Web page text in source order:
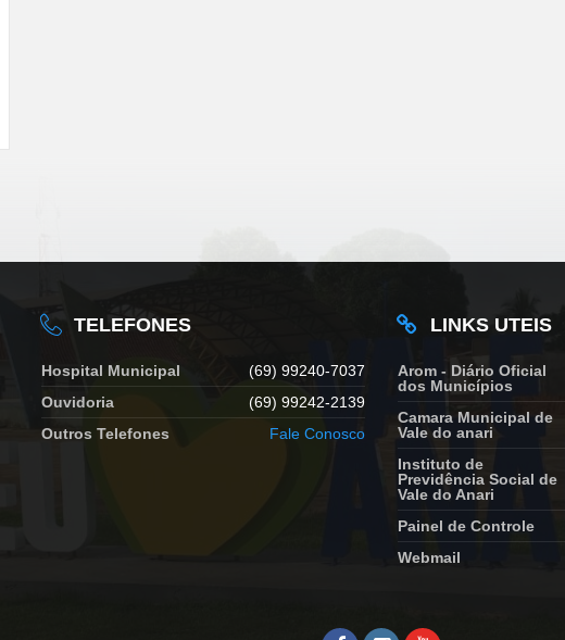
TELEFONES
Hospital Municipal
(69) 99240-7037
Ouvidoria
(69) 99242-2139
Outros Telefones
Fale Conosco
LINKS UTEIS
Arom - Diário Oficial
dos Municípios
Camara Municipal de
Vale do anari
Instituto de
Previdência Social de
Vale do Anari
Painel de Controle
Webmail